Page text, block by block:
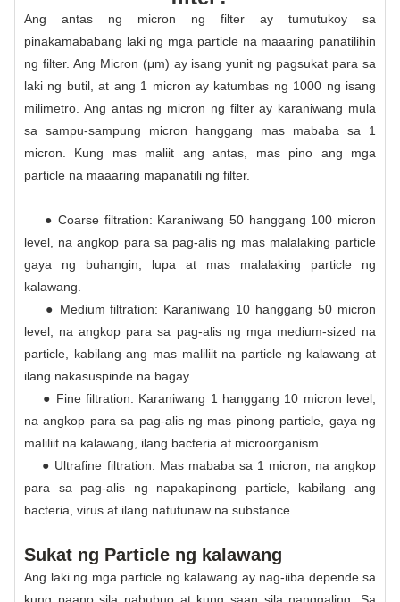
Ang antas ng micron ng filter ay tumutukoy sa
pinakamababang laki ng mga particle na maaaring panatilihin
ng filter. Ang Micron (μm) ay isang yunit ng pagsukat para sa
laki ng butil, at ang 1 micron ay katumbas ng 1000 ng isang
milimetro. Ang antas ng micron ng filter ay karaniwang mula
sa sampu-sampung micron hanggang mas mababa sa 1
micron. Kung mas maliit ang antas, mas pino ang mga
particle na maaaring mapanatili ng filter.
● Coarse filtration: Karaniwang 50 hanggang 100 micron
level, na angkop para sa pag-alis ng mas malalaking particle
gaya ng buhangin, lupa at mas malalaking particle ng
kalawang.
● Medium filtration: Karaniwang 10 hanggang 50 micron
level, na angkop para sa pag-alis ng mga medium-sized na
particle, kabilang ang mas maliliit na particle ng kalawang at
ilang nakasuspinde na bagay.
● Fine filtration: Karaniwang 1 hanggang 10 micron level,
na angkop para sa pag-alis ng mas pinong particle, gaya ng
maliliit na kalawang, ilang bacteria at microorganism.
● Ultrafine filtration: Mas mababa sa 1 micron, na angkop
para sa pag-alis ng napakapinong particle, kabilang ang
bacteria, virus at ilang natutunaw na substance.
Sukat ng Particle ng kalawang
Ang laki ng mga particle ng kalawang ay nag-iiba depende sa